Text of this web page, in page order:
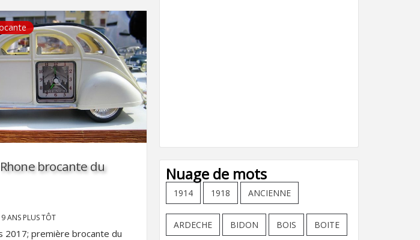
brocante du
9 ANS PLUS TÔT
2017; première brocante du
Nuage de mots
1914 1918 ANCIENNE
ARDECHE BIDON BOIS BOITE